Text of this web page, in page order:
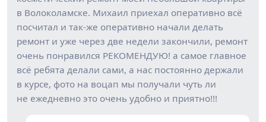
в Волоколамске. Михаил приехал оперативно всё
посчитал и так-же оперативно начали делать
ремонт и уже через две недели закончили, ремонт
очень понравился РЕКОМЕНДУЮ! а самое главное
всё ребята делали сами, а нас постоянно держали
в курсе, фото на воцап мы получали чуть ли
не ежедневно это очень удобно и приятно!!!